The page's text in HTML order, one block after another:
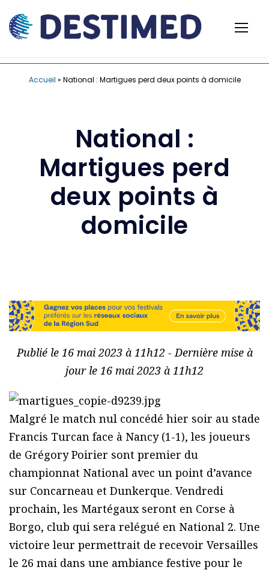
Accueil » National : Martigues perd deux points à domicile
National :
Martigues perd
deux points à
domicile
Publié le 16 mai 2023 à 11h12 - Dernière mise à
jour le 16 mai 2023 à 11h12
Malgré le match nul concédé hier soir au stade
Francis Turcan face à Nancy (1-1), les joueurs
de Grégory Poirier sont premier du
championnat National avec un point d’avance
sur Concarneau et Dunkerque. Vendredi
prochain, les Martégaux seront en Corse à
Borgo, club qui sera relégué en National 2. Une
victoire leur permettrait de recevoir Versailles
le 26 mai dans une ambiance festive pour le